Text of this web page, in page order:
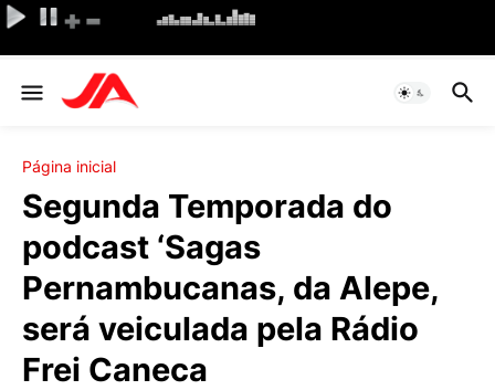
Página inicial
Segunda Temporada do
podcast ‘Sagas
Pernambucanas, da Alepe,
será veiculada pela Rádio
Frei Caneca